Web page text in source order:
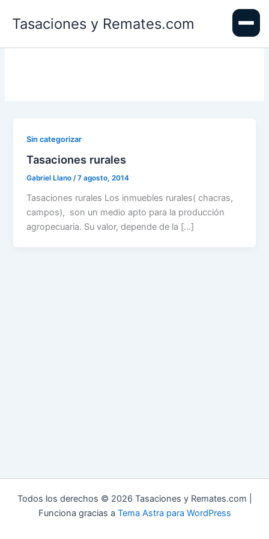
Tasaciones y Remates.com
Sin categorizar
Tasaciones rurales
Gabriel Llano/7 agosto, 2014
Tasaciones rurales Los inmuebles rurales( chacras,
campos), son un medio apto para la producción
agropecuaria. Su valor, depende de la […]
Todos los derechos © 2026 Tasaciones y Remates.com |
Funciona gracias a Tema Astra para WordPress